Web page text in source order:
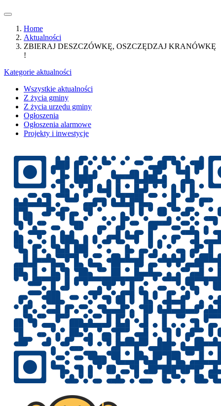
Home
Aktualności
ZBIERAJ DESZCZÓWKĘ, OSZCZĘDZAJ KRANÓWKĘ
!
Kategorie aktualności
Wszystkie aktualności
Z życia gminy
Z życia urzędu gminy
Ogłoszenia
Ogłoszenia alarmowe
Projekty i inwestycje